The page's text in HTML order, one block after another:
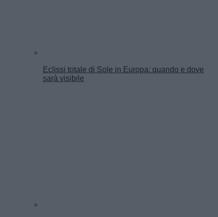
Eclissi totale di Sole in Europa: quando e dove
sarà visibile